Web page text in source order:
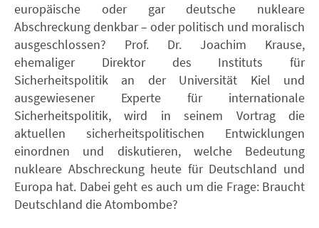
europäische oder gar deutsche nukleare
Abschreckung denkbar – oder politisch und moralisch
ausgeschlossen? Prof. Dr. Joachim Krause,
ehemaliger Direktor des Instituts für
Sicherheitspolitik an der Universität Kiel und
ausgewiesener Experte für internationale
Sicherheitspolitik, wird in seinem Vortrag die
aktuellen sicherheitspolitischen Entwicklungen
einordnen und diskutieren, welche Bedeutung
nukleare Abschreckung heute für Deutschland und
Europa hat. Dabei geht es auch um die Frage: Braucht
Deutschland die Atombombe?